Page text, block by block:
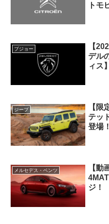
トモ
プジョー
【
デル
ィス】
ジープ
【限
テッ
登場
メルセデス・ベンツ
【動
ジ！